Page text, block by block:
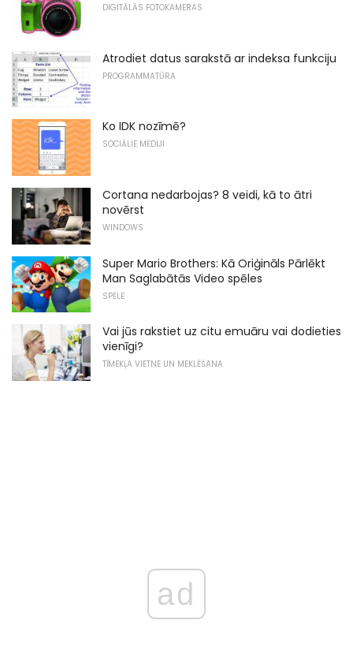
DIGITĀLĀS FOTOKAMERAS
Atrodiet datus sarakstā ar indeksa funkciju
PROGRAMMATŪRA
Ko IDK nozīmē?
SOCIĀLIE MĒDIJI
Cortana nedarbojas? 8 veidi, kā to ātri
novērst
WINDOWS
Super Mario Brothers: Kā Oriģināls Pārlēkt
Man Saglabātās Video spēles
SPĒLE
Vai jūs rakstiet uz citu emuāru vai dodieties
vienīgi?
TĪMEKĻA VIETNE UN MEKLĒŠANA
ad